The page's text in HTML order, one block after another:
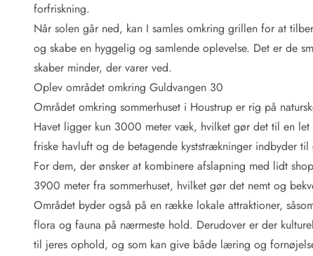
We love people!
Fritidsaktiviteter
Esmark VIP partnerfordele
Esmark KidsVIP
LEGOLAND® rabat
Ferie med børn
Ferie med hund
Ferie ved stranden
Naturoplevelser
Rav - find det selv langs Vesterhavet
Indendørs legelande
Zoologiske haver og dyreparker
Sportsaktiviteter
Lystfiskeri på Vestkysten
forfriskning.
Når solen går ned, kan I samles omkring grillen for at
og skabe en hyggelig og samlende oplevelse. Det er de
skaber minder, der varer ved.
Oplev området omkring Guldvangen 30
Området omkring sommerhuset i Houstrup er rig på
Havet ligger kun 3000 meter væk, hvilket gør det til en
friske havluft og de betagende kyststrækninger indbyder
For dem, der ønsker at kombinere afslapning med lidt
3900 meter fra sommerhuset, hvilket gør det nemt og
Området byder også på en række lokale attraktioner,
flora og fauna på nærmeste hold. Derudover er der
til jeres ophold, og som kan give både læring og